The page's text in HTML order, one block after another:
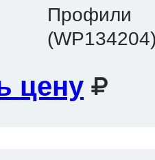
Профили
цену